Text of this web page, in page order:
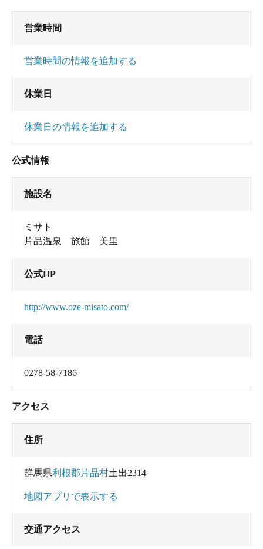
営業時間
営業時間の情報を追加する
休業日
休業日の情報を追加する
公式情報
施設名
ミサト
片品温泉 旅館 美里
公式HP
http://www.oze-misato.com/
電話
0278-58-7186
アクセス
住所
群馬県利根郡片品村土出2314
地図アプリで表示する
交通アクセス